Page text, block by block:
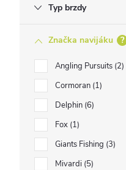
Typ brzdy
Značka navijáku ?
Angling Pursuits 2
Cormoran 1
Delphin 6
Fox 1
Giants Fishing 3
Mivardi 5